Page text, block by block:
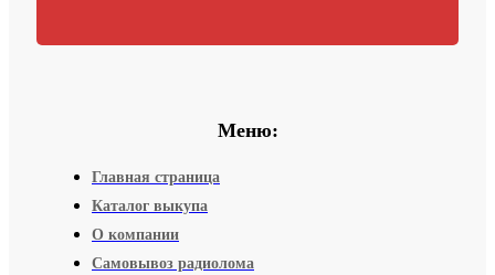
Меню:
Главная страница
Каталог выкупа
О компании
Самовывоз радиолома